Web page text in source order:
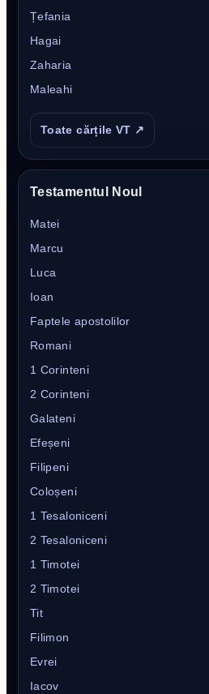
Țefania
Hagai
Zaharia
Maleahi
Toate cărțile VT ↗
Testamentul Noul
Matei
Marcu
Luca
Ioan
Faptele apostolilor
Romani
1 Corinteni
2 Corinteni
Galateni
Efeșeni
Filipeni
Coloșeni
1 Tesaloniceni
2 Tesaloniceni
1 Timotei
2 Timotei
Tit
Filimon
Evrei
Iacov